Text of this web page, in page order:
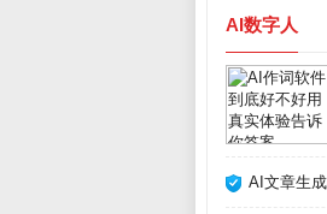
AI数字人
AI文章生